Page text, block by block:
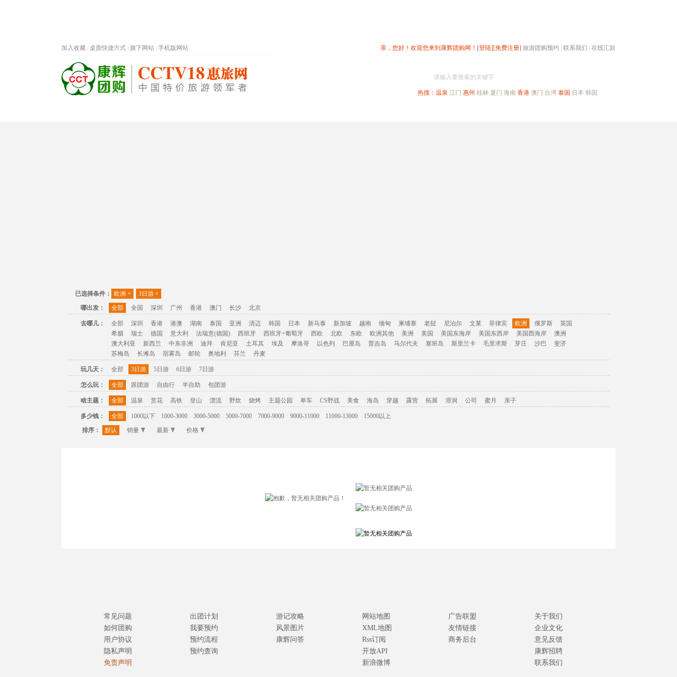
亲，您好！欢迎您来到康辉团购网！ [登陆][免费注册] 旅游团购预约 联系我们 在线汇款
加入收藏 桌面快捷方式 旗下网站 手机版网站
请输入要搜索的关键字
热搜： 温泉 江门 惠州 桂林 厦门 海南 香港 澳门 台湾 泰国 日本 韩国
已选择条件： 欧洲 × 3日游 ×
哪出发：
全部 全国 深圳 广州 香港 澳门 长沙 北京
去哪儿： 全部 深圳 香港 港澳 湖南 泰国 亚洲 清迈 韩国 日本 新马泰 新加坡 越南 缅甸 柬埔寨 老挝 尼泊尔 文莱 菲律宾 欧洲 俄罗斯
英国
希腊
瑞士 德国 意大利 法瑞意(德国) 西班牙 西班牙+葡萄牙 西欧 北欧 东欧 欧洲其他 美洲 美国 美国东海岸 美国东西岸 美国西海岸
澳洲
澳大利亚
新西兰 中东非洲 迪拜 肯尼亚 土耳其 埃及 摩洛哥 以色列 巴厘岛 普吉岛 马尔代夫 塞班岛 斯里兰卡 毛里求斯 芽庄 沙巴
斐济
苏梅岛
长滩岛 宿雾岛 邮轮 奥地利 芬兰 丹麦
玩几天： 全部 3日游 5日游 6日游 7日游
怎么玩： 全部 跟团游 自由行 半自助 包团游
啥主题： 全部 温泉 赏花 高铁 登山 漂流 野炊 烧烤 主题公园 单车 CS野战 美食 海岛 穿越 露营 拓展 溶洞 公司 蜜月 亲子
多少钱： 全部 1000以下 1000-3000 3000-5000 5000-7000 7000-9000 9000-11000 11000-13000
15000以上
排序：
默认 销量 最新 价格
常见问题
如何团购
用户协议
隐私声明
免责声明
出团计划
我要预约
预约流程
预约查询
游记攻略
风景图片
康辉问答
网站地图
XML地图
Rss订阅
开放API
新浪微博
广告联盟
友情链接
商务后台
关于我们
企业文化
意见反馈
康辉招聘
联系我们